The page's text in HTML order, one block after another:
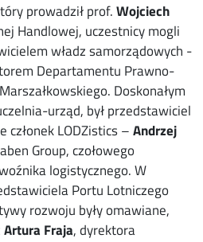
prowadził prof.Wojciech
Handlowej, uczestnicy mogli
władz samorządowych -
Departamentu Prawno-
Doskonałym
urząd, był przedstawiciel
członek LODZistics –Andrzej
Group, czołowego
logistycznego. W
Portu Lotniczego
rozwoju były omawiane,
Artura Fraja, dyrektora